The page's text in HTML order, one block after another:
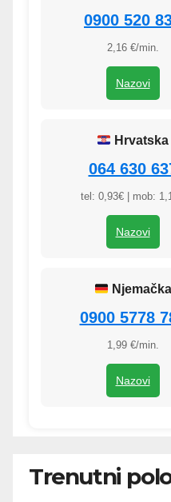
0900 520
2,16 €/min.
Nazovi
Hrvatska
064 630
tel: 0,93€ | mob:
Nazovi
Njemačka
0900 5778
1,99 €/min.
Nazovi
Trenutni